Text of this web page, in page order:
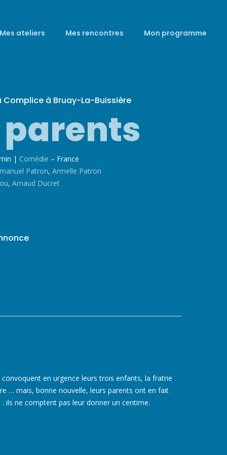
Mes ateliers Mes rencontres Mon programme
Complice à Bruay-La-Buissière
| Comédie – France
Patron, Armelle Patron
, Arnaud Ducret
en urgence leurs trois enfants, la fratrie
… mais, bonne nouvelle, leurs parents ont en fait
ils ne comptent pas leur donner un centime.